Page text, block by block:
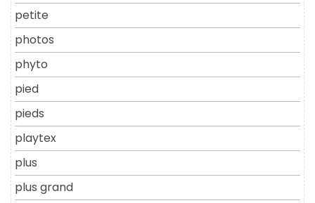
petite
photos
phyto
pied
pieds
playtex
plus
plus grand